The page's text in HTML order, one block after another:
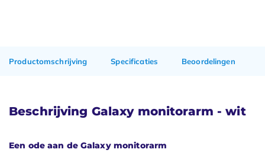
Productomschrijving Specificaties Beoordelingen
Beschrijving Galaxy monitorarm - wit
Een ode aan de Galaxy monitorarm